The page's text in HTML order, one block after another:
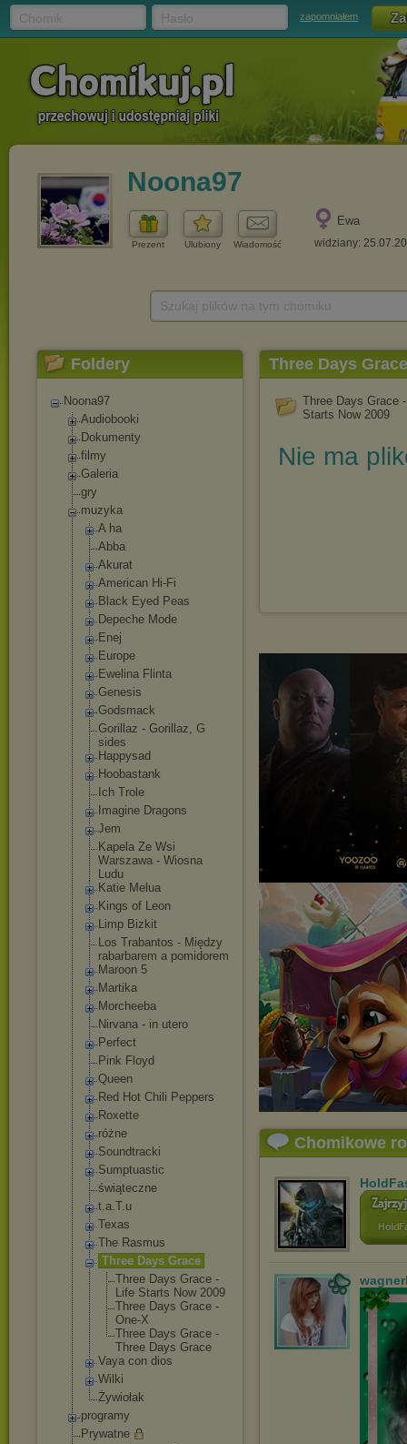
zapomniałem
Noona97
Prezent Ulubiony Wiadomość
Ewa
widziany:
Foldery
Noona97
Audiobooki
Dokumenty
filmy
Galeria
gry
muzyka
A ha
Abba
Akurat
American Hi-Fi
Black Eyed Peas
Depeche Mode
Enej
Europe
Ewelina Flinta
Genesis
Godsmack
Gorillaz - Gorillaz, G
sides
Happysad
Hoobastank
Ich Trole
Imagine Dragons
Jem
Kapela Ze Wsi
Warszawa - Wiosna
Ludu
Katie Melua
Kings of Leon
Limp Bizkit
Los Trabantos - Między
rabarbarem a pomidorem
Maroon 5
Martika
Morcheeba
Nirvana - in utero
Perfect
Pink Floyd
Queen
Red Hot Chili Peppers
Roxette
różne
Soundtracki
Sumptuastic
świąteczne
t.a.T.u
Texas
The Rasmus
Three Days Grace
Three Days Grace -
Life Starts Now 2009
Three Days Grace -
One-X
Three Days Grace -
Three Days Grace
Vaya con dios
Wilki
Żywiołak
programy
Prywatne
Three Days Grace
Three Days Grace
Starts Now 2009
Nie ma
Chomikowe